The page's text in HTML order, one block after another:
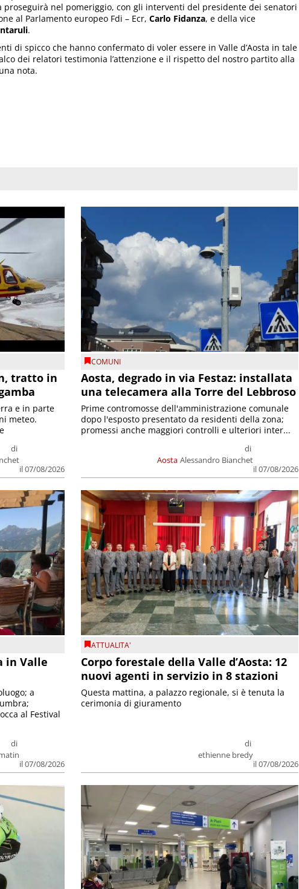
proseguirà nel pomeriggio, con gli interventi del presidente dei senatori
al Parlamento europeo Fdi – Ecr, Carlo Fidanza, e della vice
.
di spicco che hanno confermato di voler essere in Valle d’Aosta in tale
dei relatori testimonia l’attenzione e il rispetto del nostro partito alla
nota.
tratto in
di
il 07/08/2026
e in parte
meteo.
COMUNI
Aosta, degrado in via Festaz: installata
una telecamera alla Torre del Lebbroso
Aosta
di
Alessandro Bianchet
il 07/08/2026
Prime contromosse dell'amministrazione comunale
dopo l'esposto presentato da residenti della zona;
promessi anche maggiori controlli e ulteriori inter...
in Valle
di
il 07/08/2026
a
al Festival
ATTUALITA'
Corpo forestale della Valle d’Aosta: 12
nuovi agenti in servizio in 8 stazioni
di
ethienne bredy
il 07/08/2026
Questa mattina, a palazzo regionale, si è tenuta la
cerimonia di giuramento